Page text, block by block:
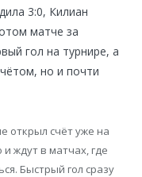
3:0, Килиан
матче за
гол на турнире, а
но и почти
открыл счёт уже на
ждут в матчах, где
Быстрый гол сразу